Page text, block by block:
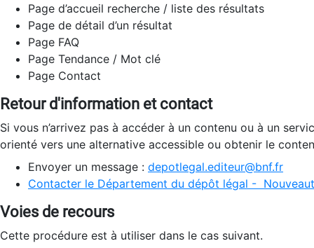
Page d’accueil recherche / liste des résultats
Page de détail d’un résultat
Page FAQ
Page Tendance / Mot clé
Page Contact
Retour d'information et contact
Si vous n’arrivez pas à accéder à un contenu ou à un
orienté vers une alternative accessible ou obtenir le
Envoyer un message : depotlegal.editeur@bnf.fr
Contacter le Département du dépôt légal -
Voies de recours
Cette procédure est à utiliser dans le cas suivant.